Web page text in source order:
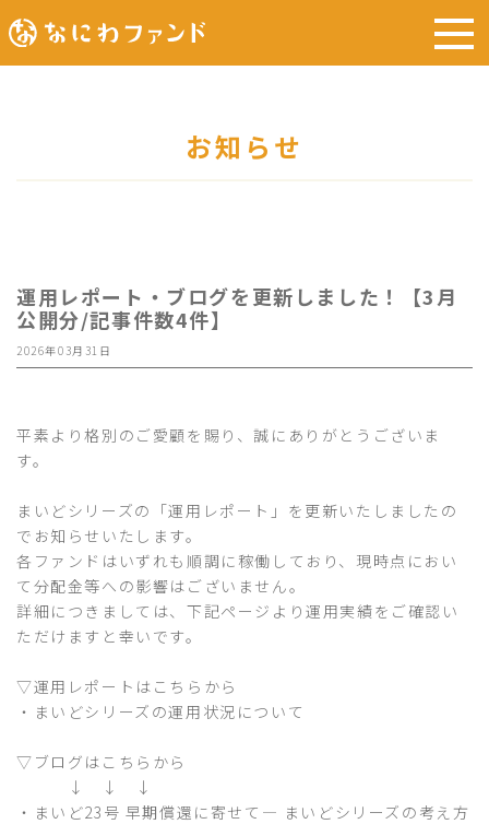
お知らせ
運用レポート・ブログを更新しました！【3月
公開分/記事件数4件】
2026年03月31日
平素より格別のご愛顧を賜り、誠にありがとうございま
す。
まいどシリーズの「運用レポート」を更新いたしましたの
でお知らせいたします。
各ファンドはいずれも順調に稼働しており、現時点におい
て分配金等への影響はございません。
詳細につきましては、下記ページより運用実績をご確認い
ただけますと幸いです。
▽運用レポートはこちらから
・ まいどシリーズの運用状況について
▽ブログはこちらから
↓ ↓ ↓
・ まいど23号 早期償還に寄せて― まいどシリーズの考え方